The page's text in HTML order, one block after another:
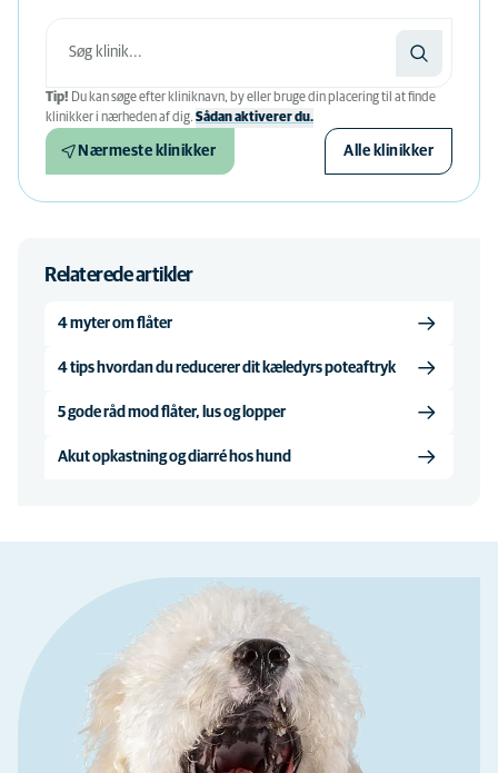
Tip! Du kan søge efter kliniknavn, by eller bruge din placering til at finde
klinikker i nærheden af ​​dig. Sådan aktiverer du.
Nærmeste klinikker Alle klinikker
Relaterede artikler
4 myter om flåter
4 tips hvordan du reducerer dit kæledyrs poteaftryk
5 gode råd mod flåter, lus og lopper
Akut opkastning og diarré hos hund